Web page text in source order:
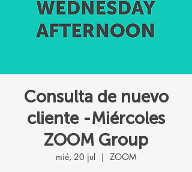
Consulta de nuevo
cliente -Miércoles
ZOOM Group
mié, 20 jul
  |
ZOOM